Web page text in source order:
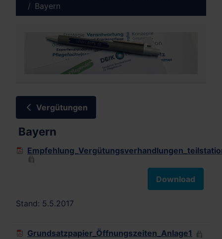
Bayern
Vergütungen
Bayern
Download
Stand: 5.5.2017
Grundsatzpapier_Öffnungszeiten_Anlage1